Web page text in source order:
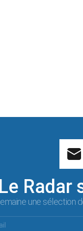
une sélection